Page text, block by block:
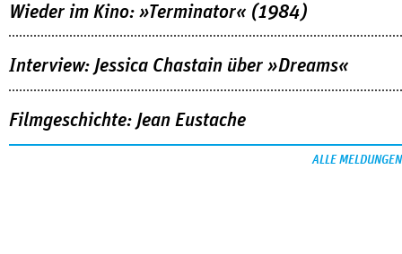
Wieder im Kino: »Terminator« (1984)
Interview: Jessica Chastain über »Dreams«
Filmgeschichte: Jean Eustache
ALLE MELDUNGEN